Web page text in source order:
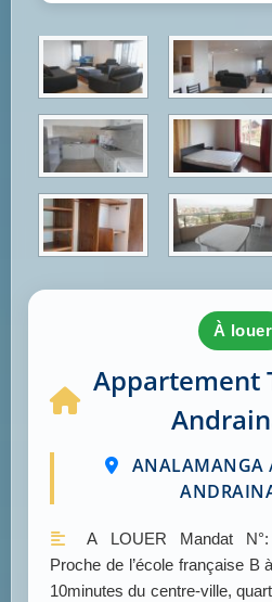
à louer
Appartement
ANALAMANGA
A LOUER Mandat N°:
Proche de l’école française B
10minutes du centre-ville,